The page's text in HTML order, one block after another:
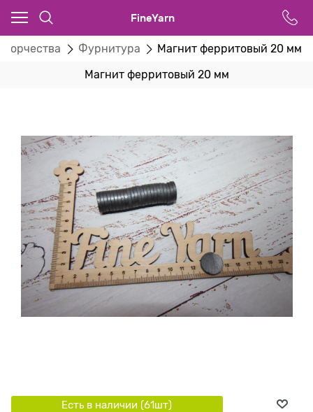
FineYarn
Фурнитура Магнит ферритовый 20 мм
Магнит ферритовый 20 мм
Есть в наличии (61шт)